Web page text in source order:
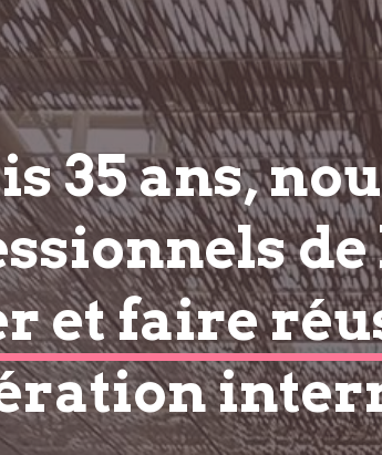
35 ans,
et faire